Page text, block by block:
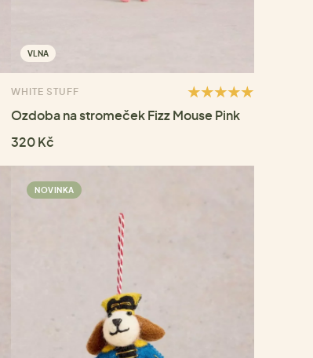
VLNA
WHITE STUFF
Ozdoba na stromeček Fizz Mouse Pink
320 Kč
NOVINKA